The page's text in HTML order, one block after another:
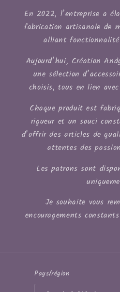
En 2022, l’entreprise a
fabrication artisanale de
alliant
Aujourd’hui, Création
une sélection
choisis, tous en lien
Chaque produit est
rigueur et un souci
d’offrir des articles de
attentes des
Les patrons sont
Je souhaite vous
encouragements
Pays/région